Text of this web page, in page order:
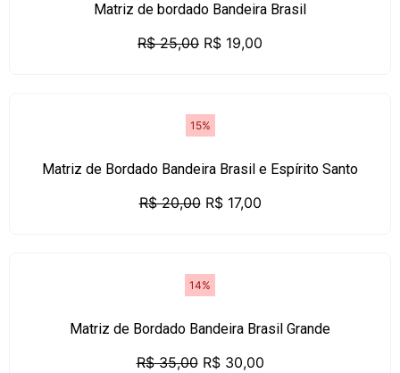
Matriz de bordado Bandeira Brasil
R$25,00 R$ 19,00
15%
Matriz de Bordado Bandeira Brasil e Espírito Santo
R$20,00 R$17,00
14%
Matriz de Bordado Bandeira Brasil Grande
R$35,00 R$30,00